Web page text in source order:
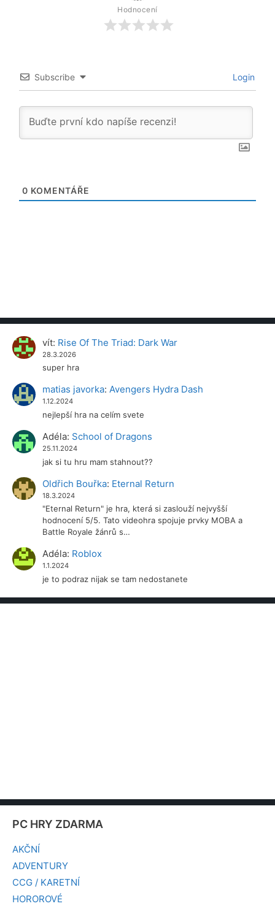
Hodnocení
Subscribe Login
0 KOMENTÁŘE
vít: Rise Of The Triad: Dark War
28.3.2026
super hra
matias javorka: Avengers Hydra Dash
1.12.2024
nejlepší hra na celím svete
Adéla: School of Dragons
25.11.2024
jak si tu hru mam stahnout??
Oldřich Bouřka: Eternal Return
18.3.2024
"Eternal Return" je hra, která si zaslouží nejvyšší
hodnocení 5/5. Tato videohra spojuje prvky MOBA a
Battle Royale žánrů s…
Adéla: Roblox
1.1.2024
je to podraz nijak se tam nedostanete
PC HRY ZDARMA
AKČNÍ
ADVENTURY
CCG / KARETNÍ
HOROROVÉ